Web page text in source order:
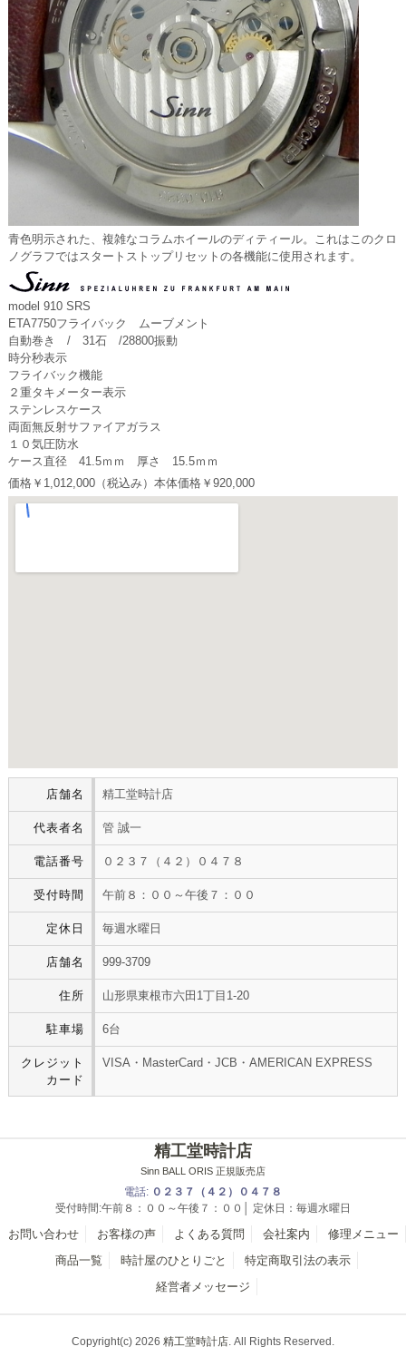
青色明示された、複雑なコラムホイールのディティール。これはこのクロ
ノグラフではスタートストップリセットの各機能に使用されます。
model 910 SRS
ETA7750フライバック ムーブメント
自動巻き / 31石 /28800振動
時分秒表示
フライバック機能
２重タキメーター表示
ステンレスケース
両面無反射サファイアガラス
１０気圧防水
ケース直径 41.5ｍｍ 厚さ 15.5ｍｍ
価格￥1,012,000（税込み）本体価格￥920,000
店舗名 精工堂時計店
代表者名 管 誠一
電話番号 ０２３７（４２）０４７８
受付時間 午前８：００～午後７：００
定休日 毎週水曜日
店舗名 999-3709
住所 山形県東根市六田1丁目1-20
駐車場 6台
クレジット
カード
VISA・MasterCard・JCB・AMERICAN EXPRESS
精工堂時計店
Sinn BALL ORIS 正規販売店
電話: ０２３７（４２）０４７８
受付時間:午前８：００～午後７：００│ 定休日：毎週水曜日
お問い合わせ お客様の声 よくある質問 会社案内
修理メニュー
商品一覧
時計屋のひとりごと
特定商取引法の表示
経営者メッセージ
Copyright(c) 2026 精工堂時計店 . All Rights Reserved.